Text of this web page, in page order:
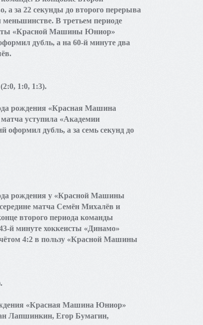
за 22 секунды до второго перерыва
В третьем периоде
«Красной Машины Юниор»
дубль, а на 60-й минуте два
1:0, 1:3).
рождения «Красная Машина
уступила «Академии
оформил дубль, а за семь секунд до
рождения у «Красной Машины
матча Семён Михалёв и
второго периода команды
й минуте хоккеисты «Динамо»
4:2 в пользу «Красной Машины
«Красная Машина Юниор»
Лапшинкин, Егор Бумагин,